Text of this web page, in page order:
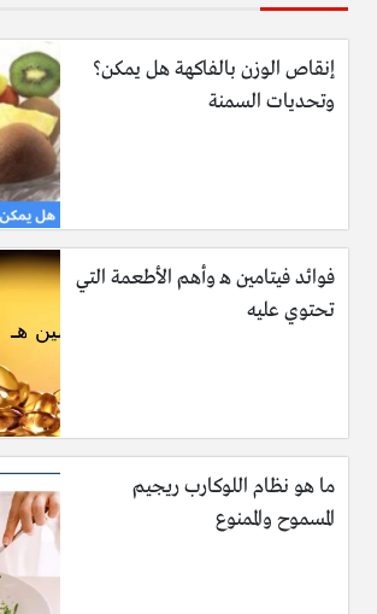
إنقاص الوزن بالفاكهة هل يمكن؟
وتحديات السمنة
فوائد فيتامين هـ وأهم الأطعمة التي
تحتوي عليه
ما هو نظام اللوكارب ريجيم
المسموح والممنوع